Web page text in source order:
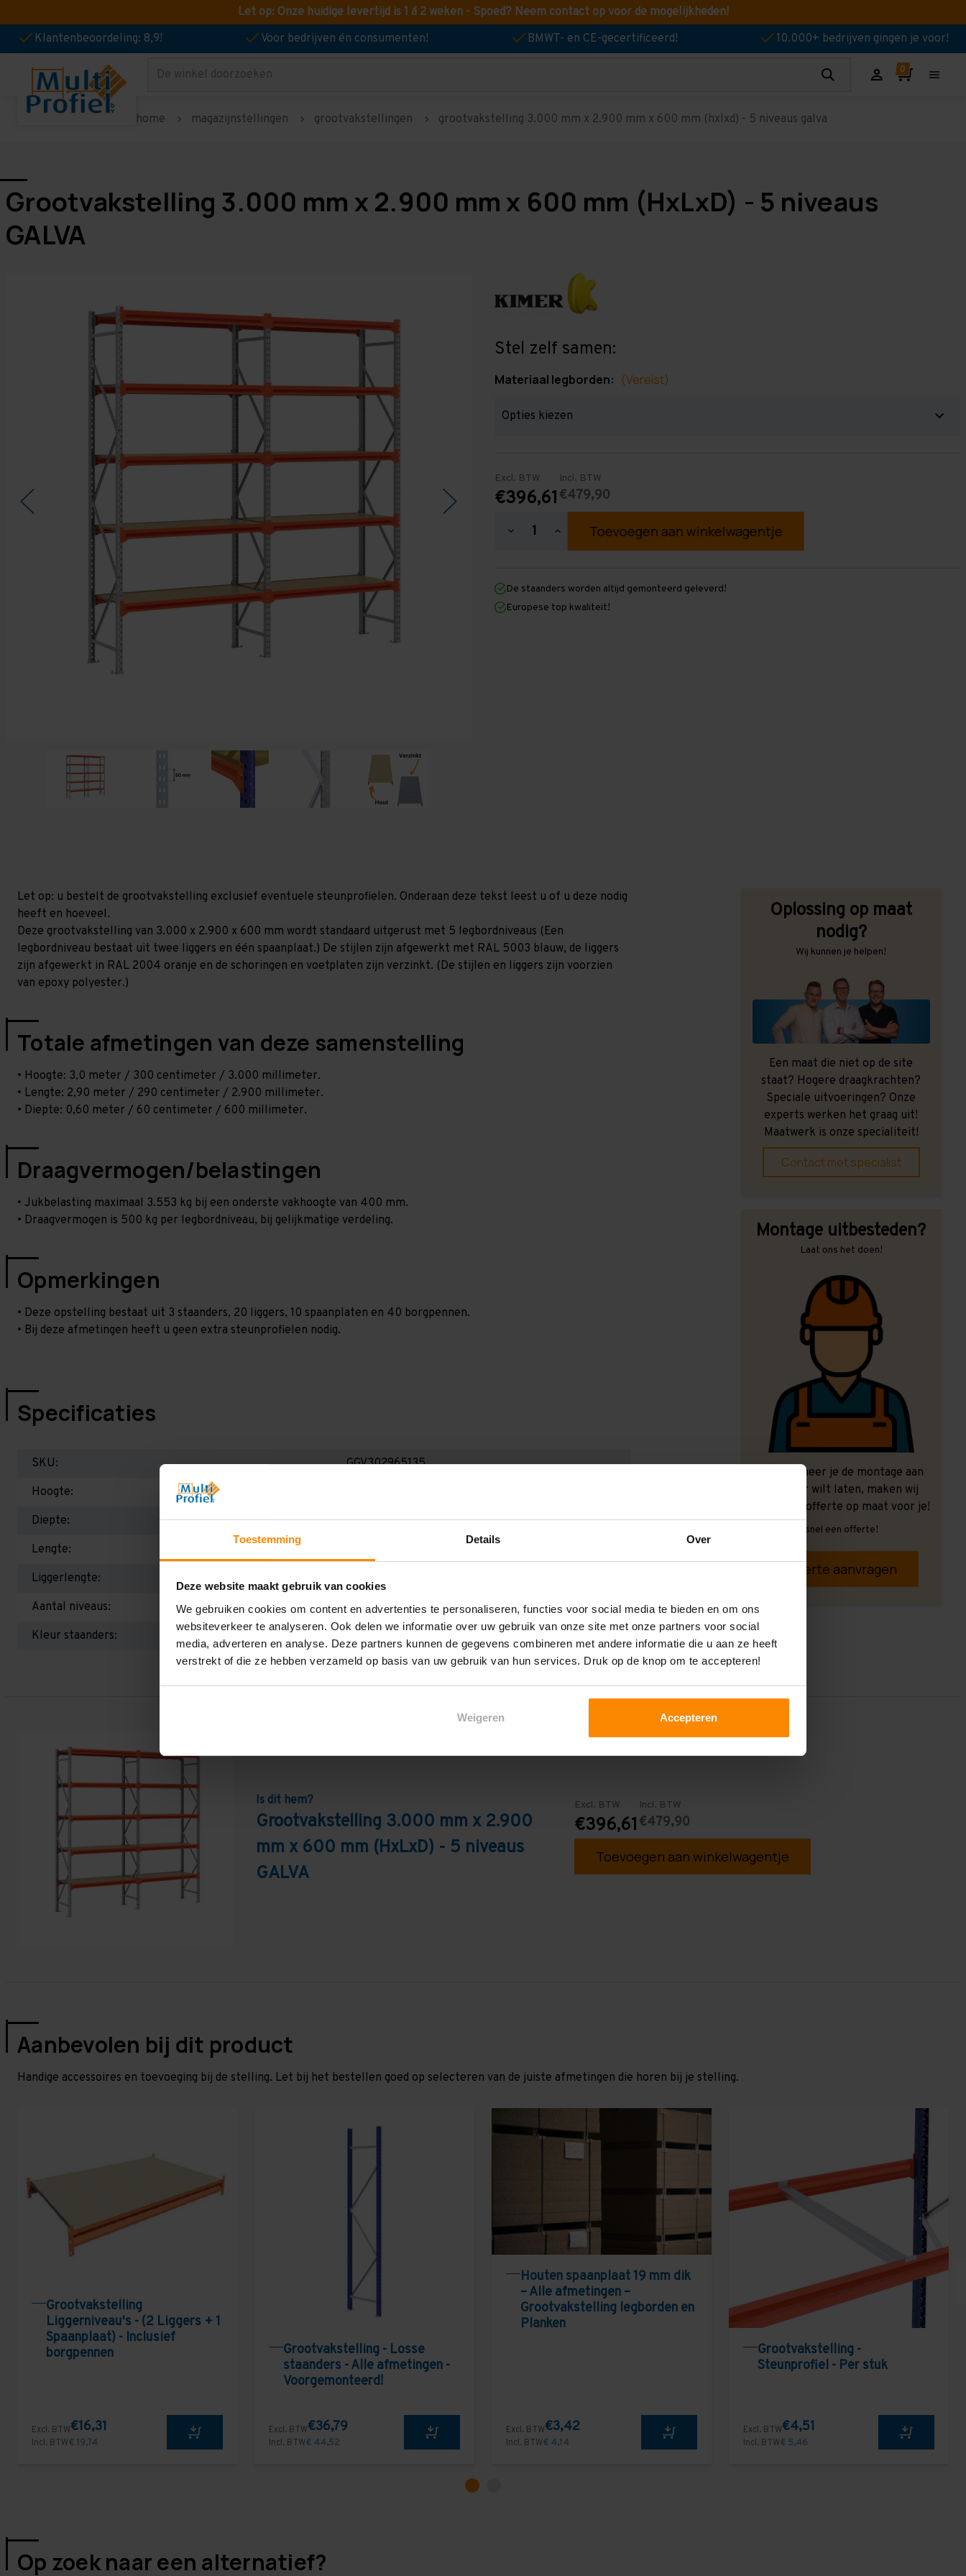
Toestemming Details Over
Deze website maakt gebruik van cookies
We gebruiken cookies om content en advertenties te personaliseren, functies voor social media te bieden en om ons
websiteverkeer te analyseren. Ook delen we informatie over uw gebruik van onze site met onze partners voor social
media, adverteren en analyse. Deze partners kunnen de gegevens combineren met andere informatie die u aan ze heeft
verstrekt of die ze hebben verzameld op basis van uw gebruik van hun services. Druk op de knop om te accepteren!
Weigeren Accepteren
Let op: Onze huidige levertijd is 1 á 2 weken - Spoed? Neem contact op voor de mogelijkheden!
Klantenbeoordeling: 8,9!
Voor bedrijven én consumenten! BMWT- en CE-gecertificeerd! 10.000+ bedrijven gingen je voor!
Zoeken
home magazijnstellingen grootvakstellingen grootvakstelling 3.000 mm x 2.900 mm x 600 mm (hxlxd) - 5 niveaus galva
Grootvakstelling 3.000 mm x 2.900 mm x 600 mm (HxLxD) - 5 niveaus
GALVA
Stel zelf samen:
Materiaal legborden: (Vereist)
Excl. BTW
€396,61
Incl. BTW
€479,90
Hoeveelheid
3.000
mm
x
2.900
Hoeveelheid
verhogen
3.000
mm
x
2.900
De staanders worden altijd gemonteerd geleverd!
Europese top kwaliteit!
Let op: u bestelt de grootvakstelling exclusief eventuele steunprofielen. Onderaan deze tekst leest u of u deze nodig
heeft en hoeveel.
Deze grootvakstelling van 3.000 x 2.900 x 600 mm wordt standaard uitgerust met 5 legbordniveaus (Een
legbordniveau bestaat uit twee liggers en één spaanplaat.) De stijlen zijn afgewerkt met RAL 5003 blauw, de liggers
zijn afgewerkt in RAL 2004 oranje en de schoringen en voetplaten zijn verzinkt. (De stijlen en liggers zijn voorzien
van epoxy polyester.)
Totale afmetingen van deze samenstelling
• Hoogte: 3,0 meter / 300 centimeter / 3.000 millimeter.
• Lengte: 2,90 meter / 290 centimeter / 2.900 millimeter.
• Diepte: 0,60 meter / 60 centimeter / 600 millimeter.
Draagvermogen/belastingen
• Jukbelasting maximaal 3.553 kg bij een onderste vakhoogte van 400 mm.
• Draagvermogen is 500 kg per legbordniveau, bij gelijkmatige verdeling.
Opmerkingen
• Deze opstelling bestaat uit 3 staanders, 20 liggers, 10 spaanplaten en 40 borgpennen.
• Bij deze afmetingen heeft u geen extra steunprofielen nodig.
Specificaties
SKU:
GGV302965135
Hoogte:
Diepte:
600 mm
Lengte:
Liggerlengte:
1.350 mm
Aantal niveaus:
5
Kleur staanders:
Oplossing op maat
nodig?
Wij kunnen je helpen!
Een maat die niet op de site
staat? Hogere draagkrachten?
Speciale uitvoeringen? Onze
experts werken het graag uit!
Maatwerk is onze specialiteit!
Contact met specialist
Montage uitbesteden?
Laat ons het doen!
Ook wanneer je de montage aan
ons over wilt laten, maken wij
graag een offerte op maat voor je!
Vrijblijvend, snel een offerte!
Offerte aanvragen
Is dit hem?
Grootvakstelling 3.000 mm x 2.900
mm x 600 mm (HxLxD) - 5 niveaus
GALVA
Excl. BTW
€396,61
Incl. BTW
€479,90
Toevoegen aan winkelwagentje
Aanbevolen bij dit product
Handige accessoires en toevoeging bij de stelling. Let bij het bestellen goed op selecteren van de juiste afmetingen die horen bij je stelling.
Grootvakstelling
Liggerniveau's - (2 Liggers + 1
Spaanplaat) - Inclusief
borgpennen
Excl. BTW€16,31
Incl. BTW€ 19,74
Grootvakstelling - Losse
staanders - Alle afmetingen -
Voorgemonteerd!
Excl. BTW€36,79
Incl. BTW€ 44,52
Houten spaanplaat 19 mm dik
– Alle afmetingen –
Grootvakstelling legborden en
Planken
Excl. BTW€3,42
Incl. BTW€ 4,14
Grootvakstelling -
Steunprofiel - Per stuk
Excl. BTW€4,51
Incl. BTW€ 5,46
Op zoek naar een alternatief?